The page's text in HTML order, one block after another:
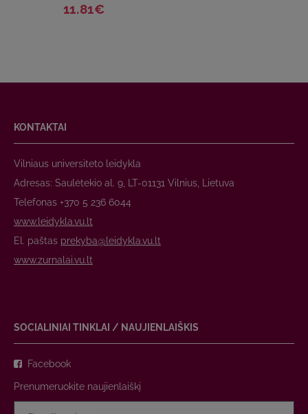
11.81€
KONTAKTAI
Vilniaus universiteto leidykla
Adresas: Saulėtekio al. 9, LT-01131 Vilnius, Lietuva
Telefonas +370 5 236 6044
www.leidykla.vu.lt
El. paštas prekyba@leidykla.vu.lt
www.zurnalai.vu.lt
SOCIALINIAI TINKLAI / NAUJIENLAIŠKIS
Facebook
Prenumeruokite naujienlaiškį